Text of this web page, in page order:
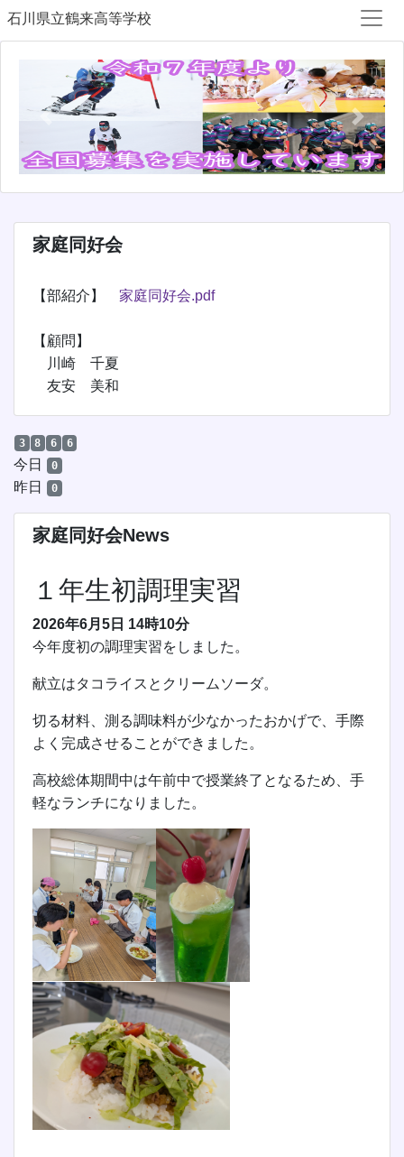
石川県立鶴来高等学校
Previous Next
家庭同好会
【部紹介】 家庭同好会.pdf
【顧問】
川崎 千夏
友安 美和
3 8 6 6
今日 0
昨日 0
家庭同好会News
１年生初調理実習
2026年6月5日 14時10分
今年度初の調理実習をしました。
献立はタコライスとクリームソーダ。
切る材料、測る調味料が少なかったおかげで、手際
よく完成させることができました。
高校総体期間中は午前中で授業終了となるため、手
軽なランチになりました。